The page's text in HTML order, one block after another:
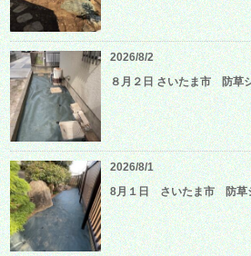
2026/8/2
８月２日 さいたま市 防草
2026/8/1
8月１日 さいたま市 防草